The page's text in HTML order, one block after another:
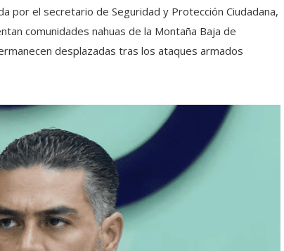
por el secretario de Seguridad y Protección Ciudadana,
comunidades nahuas de la Montaña Baja de
desplazadas tras los ataques armados